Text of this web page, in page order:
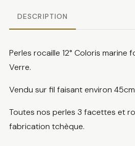
DESCRIPTION
Perles rocaille 12° Coloris marine
Verre.
Vendu sur fil faisant environ
Toutes nos perles 3 facettes et
fabrication tchèque.